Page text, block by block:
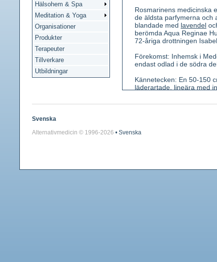
Hälsohem & Spa
Meditation & Yoga
Organisationer
Produkter
Terapeuter
Tillverkare
Utbildningar
Rosmarinens medicinska
de äldsta parfymerna och
blandade med lavendel
berömda Aqua Reginae
72-åriga drottningen
Förekomst: Inhemsk i
endast odlad i de södra
Kännetecken: En 50-150
läderartade, lineära med
underläpp treflikig,
Innehållsämnen: 1 -2 %
Svenska
Alternativmedicin © 1996-2026 • Svenska